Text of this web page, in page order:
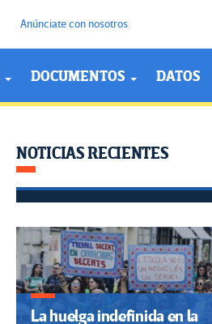
Anúnciate con nosotros
DOCUMENTOS DATOS
NOTICIAS RECIENTES
CNTE huelga nacional hoy 1
estados por megamarcha y
plantón
La huelga indefinida en la